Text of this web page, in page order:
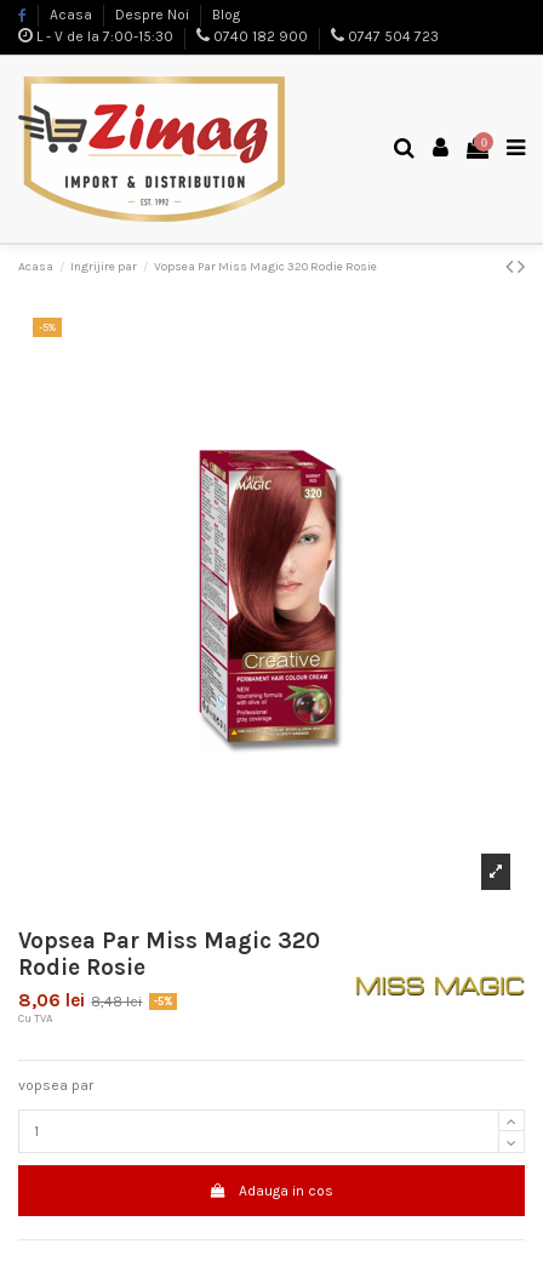
Acasa Despre Noi
Blog
L - V de la 7:00-15:30
0740 182 900 0747 504 723
0
Acasa Ingrijire par Vopsea Par Miss Magic 320 Rodie Rosie
-5%
Vopsea Par Miss Magic 320
Rodie Rosie
8,06 lei 8,48 lei -5%
Cu TVA
vopsea par
Adauga in cos